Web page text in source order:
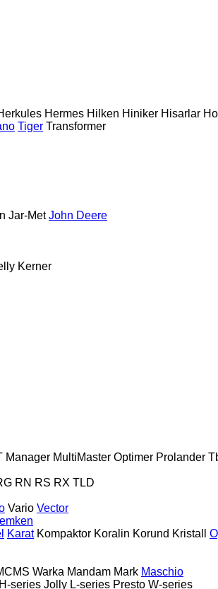
Hermes Hilken Hiniker Hisarlar
Tiger Transformer
Jar-Met John Deere
Kerner
Manager MultiMaster Optimer Prolander
RN RS RX TLD
Vario Vector
Karat Kompaktor Koralin Korund Kristall
Warka Mandam Mark Maschio
H-series Jolly L-series Presto W-series